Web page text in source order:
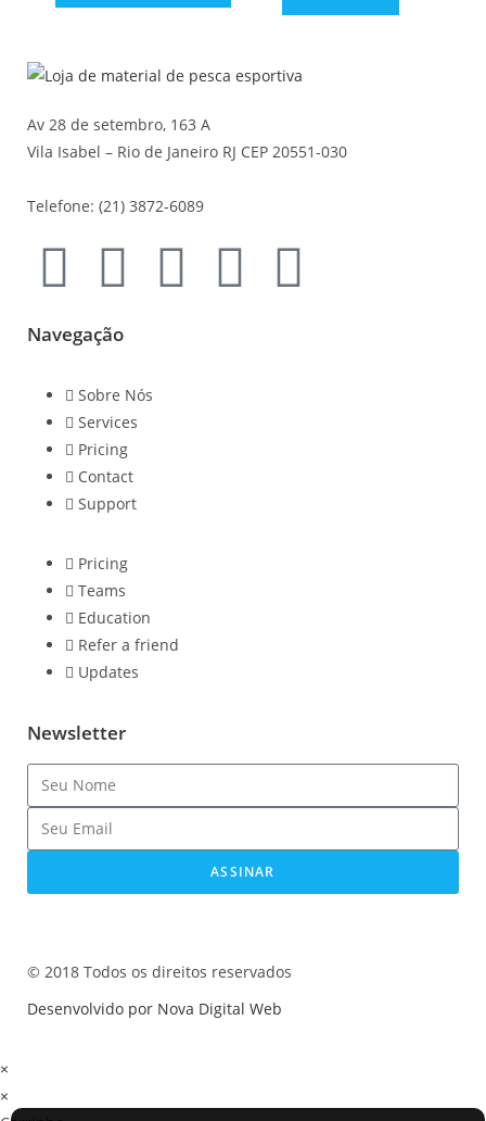
Av 28 de setembro, 163 A
Vila Isabel – Rio de Janeiro RJ CEP 20551-030
Telefone: (21) 3872-6089
Navegação
Sobre Nós
Services
Pricing
Contact
Support
Pricing
Teams
Education
Refer a friend
Updates
Newsletter
ASSINAR
© 2018 Todos os direitos reservados
Desenvolvido por Nova Digital Web
×
×